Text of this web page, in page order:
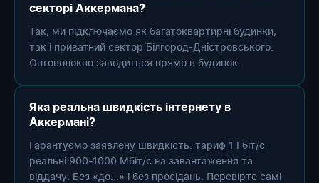
секторі Аккермана?
Так, ми підключаємо як багатоквартирні будинки,
так і приватний сектор Білгород-Дністровського.
Оптоволокно заводиться прямо в будинок.
Яка реальна швидкість інтернету в
Аккермані?
Гарантуємо заявлену швидкість: тариф 1 Гбіт/с =
реальні 900-1000 Мбіт/с на завантаження та
віддачу. Без «до...» і без просідань. Перевірте самі